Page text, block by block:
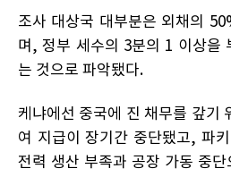
조사 대상국 대부분은 외채의
며, 정부 세수의 3분의 1 이상을
는 것으로 파악됐다.
케냐에선 중국에 진 채무를 갚기
여 지급이 장기간 중단됐고, 파
전력 생산 부족과 공장 가동 중